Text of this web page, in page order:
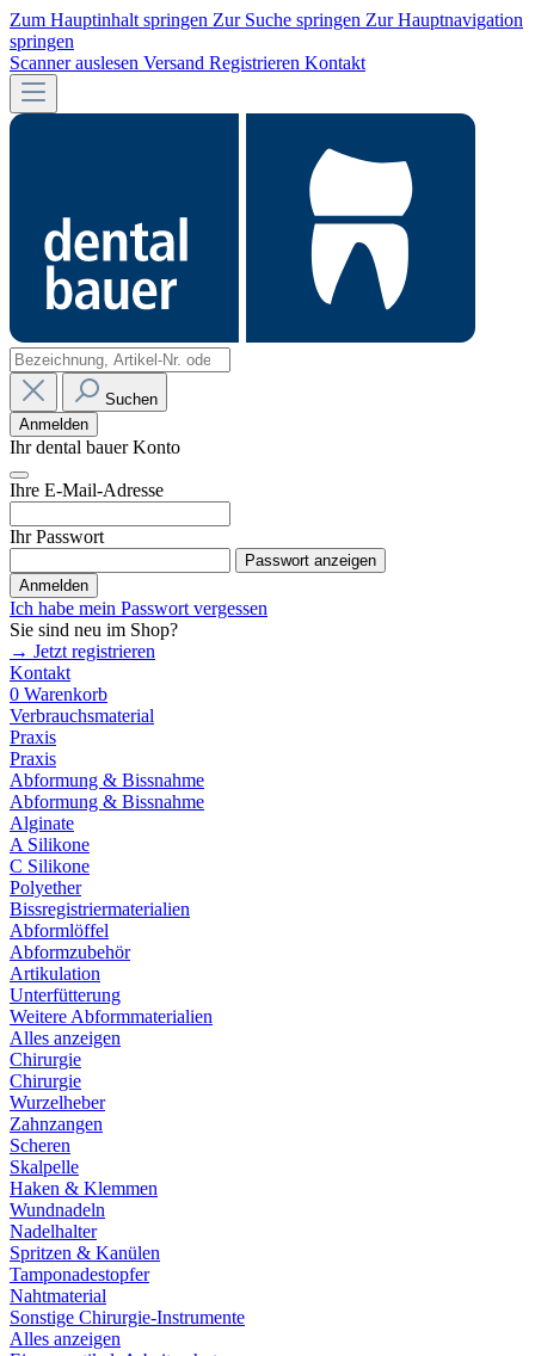
Zum Hauptinhalt springen Zur Suche springen Zur Hauptnavigation
springen
Scanner auslesen Versand Registrieren Kontakt
Suchen
Anmelden
Ihr dental bauer Konto
Ihre E-Mail-Adresse
Ihr Passwort
Passwort anzeigen
Anmelden
Ich habe mein Passwort vergessen
Sie sind neu im Shop?
→ Jetzt registrieren
Kontakt
0 Warenkorb
Verbrauchsmaterial
Praxis
Praxis
Abformung & Bissnahme
Abformung & Bissnahme
Alginate
A Silikone
C Silikone
Polyether
Bissregistriermaterialien
Abformlöffel
Abformzubehör
Artikulation
Unterfütterung
Weitere Abformmaterialien
Alles anzeigen
Chirurgie
Chirurgie
Wurzelheber
Zahnzangen
Scheren
Skalpelle
Haken & Klemmen
Wundnadeln
Nadelhalter
Spritzen & Kanülen
Tamponadestopfer
Nahtmaterial
Sonstige Chirurgie-Instrumente
Alles anzeigen